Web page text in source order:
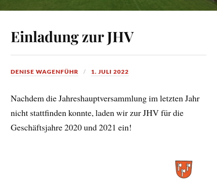
Einladung zur JHV
DENISE WAGENFÜHR 1. JULI 2022
Nachdem die Jahreshauptversammlung im letzten Jahr
nicht stattfinden konnte, laden wir zur JHV für die
Geschäftsjahre 2020 und 2021 ein!